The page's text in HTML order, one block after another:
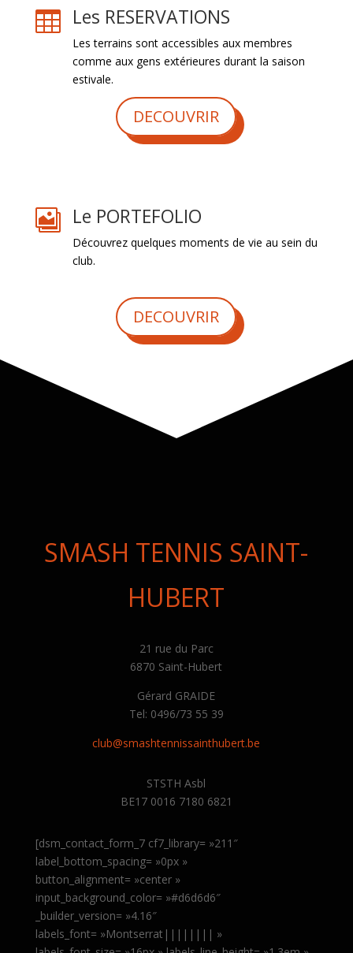
 Les RESERVATIONS
Les terrains sont accessibles aux membres
comme aux gens extérieures durant la saison
estivale.
DECOUVRIR
 Le PORTEFOLIO
Découvrez quelques moments de vie au sein du
club.
DECOUVRIR
SMASH TENNIS SAINT-
HUBERT
21 rue du Parc
6870 Saint-Hubert
Gérard GRAIDE
Tel: 0496/73 55 39
club@smashtennissainthubert.be
STSTH Asbl
BE17 0016 7180 6821
[dsm_contact_form_7 cf7_library= »211″
label_bottom_spacing= »0px »
button_alignment= »center »
input_background_color= »#d6d6d6″
_builder_version= »4.16″
labels_font= »Montserrat|||||||| »